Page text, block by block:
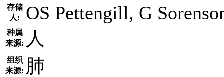
存储
人:
OS Pettengill, G
种属
来源:
人
组织
来源: 肺